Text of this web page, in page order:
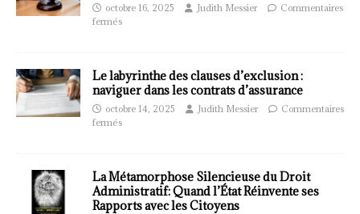
octobre 16, 2025 Judith Messier
Commentaires
fermés
Le labyrinthe des clauses d’exclusion :
naviguer dans les contrats d’assurance
octobre 14, 2025 Judith Messier
Commentaires
fermés
La Métamorphose Silencieuse du Droit
Administratif: Quand l’État Réinvente ses
Rapports avec les Citoyens